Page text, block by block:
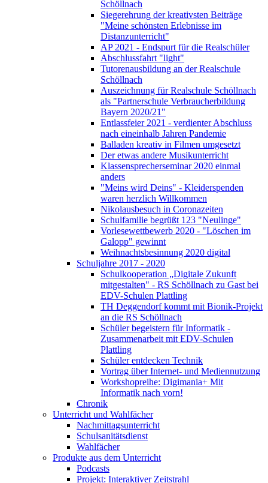
Schöllnach
Siegerehrung der kreativsten Beiträge
"Meine schönsten Erlebnisse im
Distanzunterricht"
AP 2021 - Endspurt für die Realschüler
Abschlussfahrt "light"
Tutorenausbildung an der Realschule
Schöllnach
Auszeichnung für Realschule Schöllnach
als "Partnerschule Verbraucherbildung
Bayern 2020/21"
Entlassfeier 2021 - verdienter Abschluss
nach eineinhalb Jahren Pandemie
Balladen kreativ in Filmen umgesetzt
Der etwas andere Musikunterricht
Klassensprecherseminar 2020 einmal
anders
"Meins wird Deins" - Kleiderspenden
waren herzlich Willkommen
Nikolausbesuch in Coronazeiten
Schulfamilie begrüßt 123 "Neulinge"
Vorlesewettbewerb 2020 - "Löschen im
Galopp" gewinnt
Weihnachtsbesinnung 2020 digital
Schuljahre 2017 - 2020
Schulkooperation „Digitale Zukunft
mitgestalten" - RS Schöllnach zu Gast bei
EDV-Schulen Plattling
TH Deggendorf kommt mit Bionik-Projekt
an die RS Schöllnach
Schüler begeistern für Informatik -
Zusammenarbeit mit EDV-Schulen
Plattling
Schüler entdecken Technik
Vortrag über Internet- und Mediennutzung
Workshopreihe: Digimania+ Mit
Informatik nach vorn!
Chronik
Unterricht und Wahlfächer
Nachmittagsunterricht
Schulsanitätsdienst
Wahlfächer
Produkte aus dem Unterricht
Podcasts
Projekt: Interaktiver Zeitstrahl